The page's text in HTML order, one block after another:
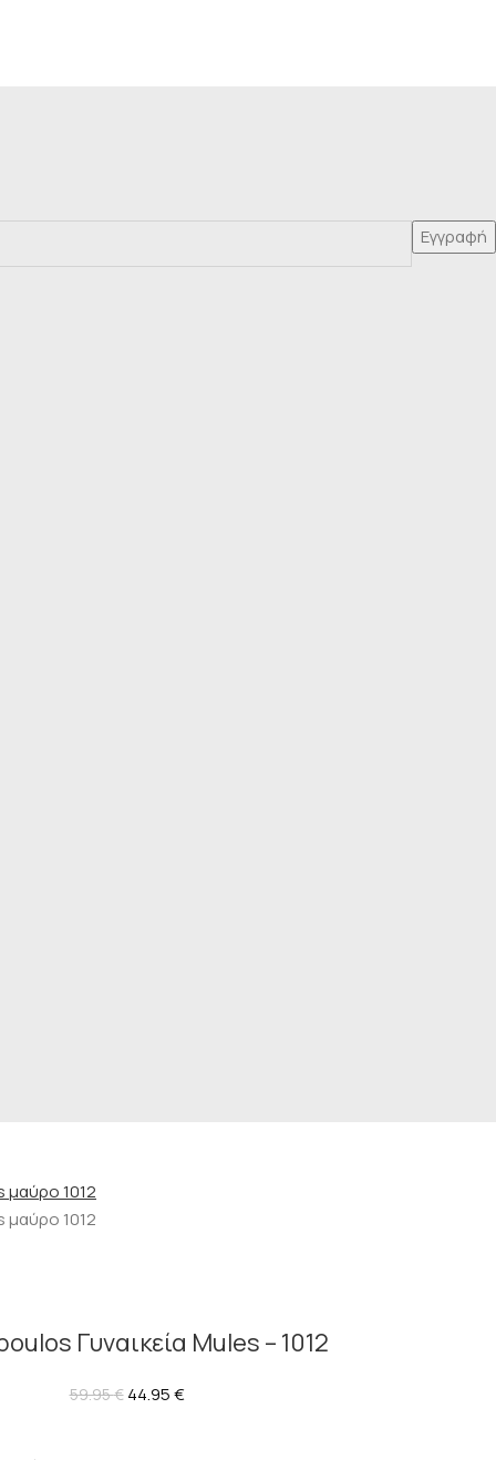
Γυναικεία Mules – 1012
59.95€ 44.95€